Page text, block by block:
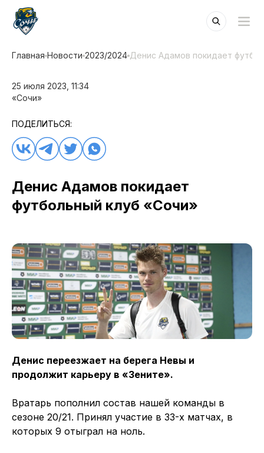
Главная Новости 2023/2024 Денис Адамов покидает
25 июля 2023, 11:34
«Сочи»
ПОДЕЛИТЬСЯ:
Денис Адамов покидает
футбольный клуб «Сочи»
Денис переезжает на берега Невы и
продолжит карьеру в «Зените».
Вратарь пополнил состав нашей команды в
сезоне 20/21. Принял участие в 33-х матчах, в
которых 9 отыграл на ноль.